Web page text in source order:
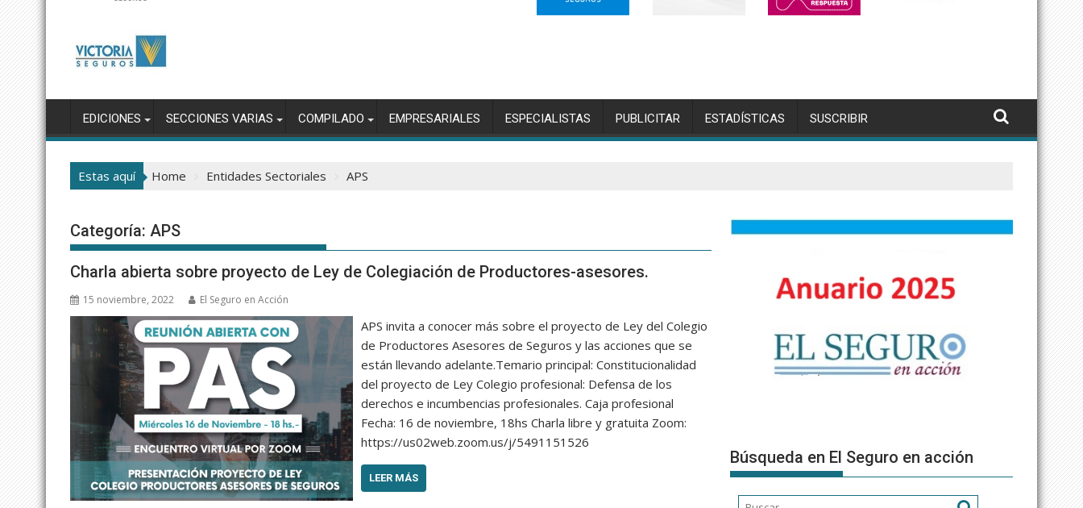
EDICIONES SECCIONES VARIAS COMPILADO EMPRESARIALES ESPECIALISTAS PUBLICITAR ESTADÍSTICAS SUSCRIBIR
Estas aquí Home Entidades Sectoriales APS
Categoría: APS
Charla abierta sobre proyecto de Ley de Colegiación de Productores-asesores.
15 noviembre, 2022 El Seguro en Acción
APS invita a conocer más sobre el proyecto de Ley del Colegio
de Productores Asesores de Seguros y las acciones que se
están llevando adelante.Temario principal: Constitucionalidad
del proyecto de Ley Colegio profesional: Defensa de los
derechos e incumbencias profesionales. Caja profesional
Fecha: 16 de noviembre, 18hs Charla libre y gratuita Zoom:
https://us02web.zoom.us/j/5491151526
LEER MÁS
Búsqueda en El Seguro en acción